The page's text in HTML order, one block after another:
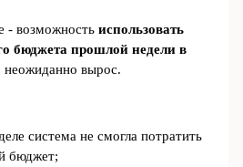
- возможность использовать
бюджета прошлой недели в
неожиданно вырос.
система не смогла потратить
бюджет;